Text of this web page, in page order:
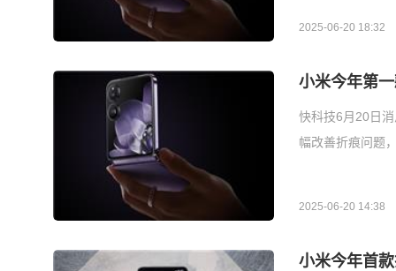
2025-06-20 18:32
小米今年第
快科技6月20日
幅改善折痕问题
2025-06-20 14:38
小米今年首